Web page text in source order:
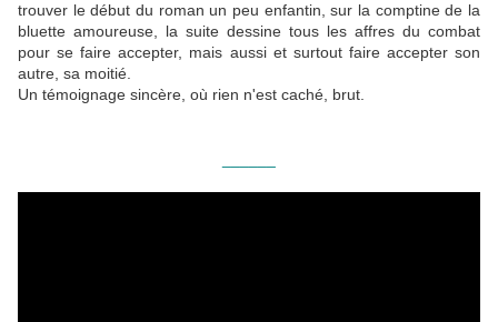
trouver le début du roman un peu enfantin, sur la comptine de la
bluette amoureuse, la suite dessine tous les affres du combat
pour se faire accepter, mais aussi et surtout faire accepter son
autre, sa moitié.
Un témoignage sincère, où rien n'est caché, brut.